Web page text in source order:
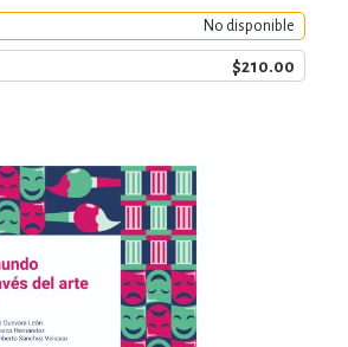
No disponible
$210.00